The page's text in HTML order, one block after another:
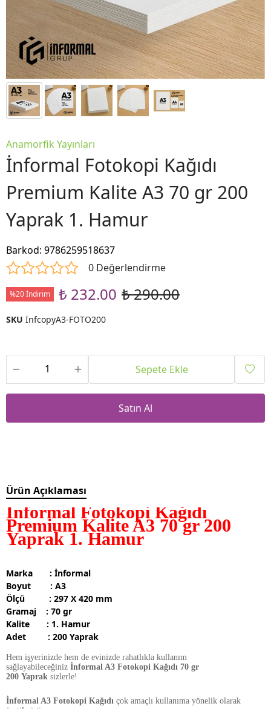
Anamorfik Yayınları
İnformal Fotokopi Kağıdı
Premium Kalite A3 70 gr 200
Yaprak 1. Hamur
Barkod: 9786259518637
0 Değerlendirme
%20 İndirim ₺ 232.00 ₺ 290.00
SKU İnfcopyA3-FOTO200
Sepete Ekle
Satın Al
Ürün Açıklaması
İnformal Fotokopi Kağıdı
Premium Kalite A3 70 gr 200
Yaprak 1. Hamur
Marka : İnformal
Boyut : A3
Ölçü : 297 X 420 mm
Gramaj : 70 gr
Kalite : 1. Hamur
Adet : 200 Yaprak
Hem işyerinizde hem de evinizde rahatlıkla kullanım
sağlayabileceğiniz İnformal A3 Fotokopi Kağıdı 70 gr
200 Yaprak sizlerle!
İnformal A3 Fotokopi Kağıdı çok amaçlı kullanıma yönelik olarak